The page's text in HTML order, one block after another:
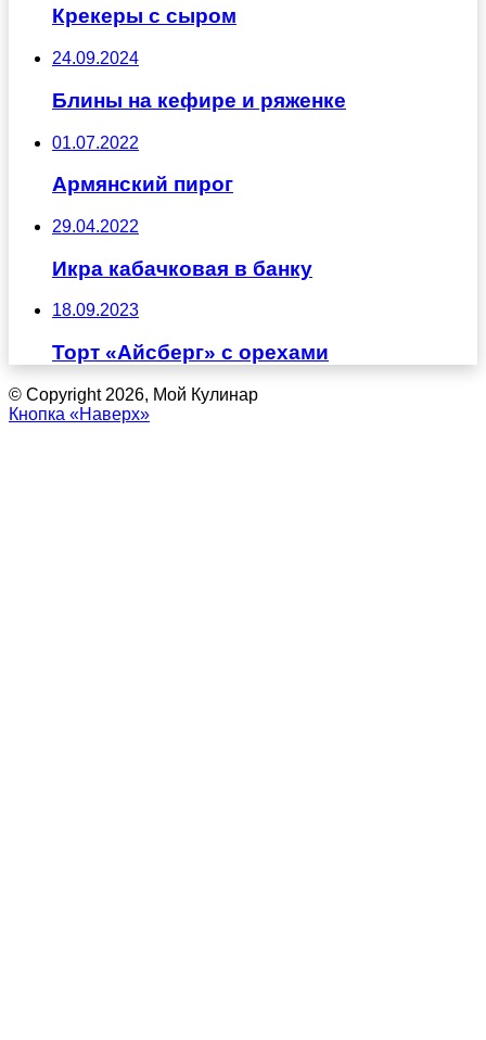
Крекеры с сыром
24.09.2024
Блины на кефире и ряженке
01.07.2022
Армянский пирог
29.04.2022
Икра кабачковая в банку
18.09.2023
Торт «Айсберг» с орехами
© Copyright 2026, Мой Кулинар
Кнопка «Наверх»